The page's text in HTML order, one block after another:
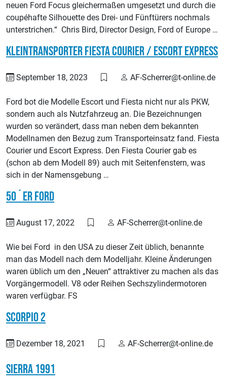
neuen Ford Focus gleichermaßen umgesetzt und durch die
coupéhafte Silhouette des Drei- und Fünftürers nochmals
unterstrichen.“ Chris Bird, Director Design, Ford of Europe …
Kleintransporter Fiesta Courier / Escort Express
September 18, 2023 AF-Scherrer@t-online.de
Ford bot die Modelle Escort und Fiesta nicht nur als PKW,
sondern auch als Nutzfahrzeug an. Die Bezeichnungen
wurden so verändert, dass man neben dem bekannten
Modellnamen den Bezug zum Transporteinsatz fand. Fiesta
Courier und Escort Express. Den Fiesta Courier gab es
(schon ab dem Modell 89) auch mit Seitenfenstern, was
sich in der Namensgebung …
50´er Ford
August 17, 2022 AF-Scherrer@t-online.de
Wie bei Ford in den USA zu dieser Zeit üblich, benannte
man das Modell nach dem Modelljahr. Kleine Änderungen
waren üblich um den „Neuen“ attraktiver zu machen als das
Vorgängermodell. V8 oder Reihen Sechszylindermotoren
waren verfügbar. FS
Scorpio 2
Dezember 18, 2021 AF-Scherrer@t-online.de
Sierra 1991